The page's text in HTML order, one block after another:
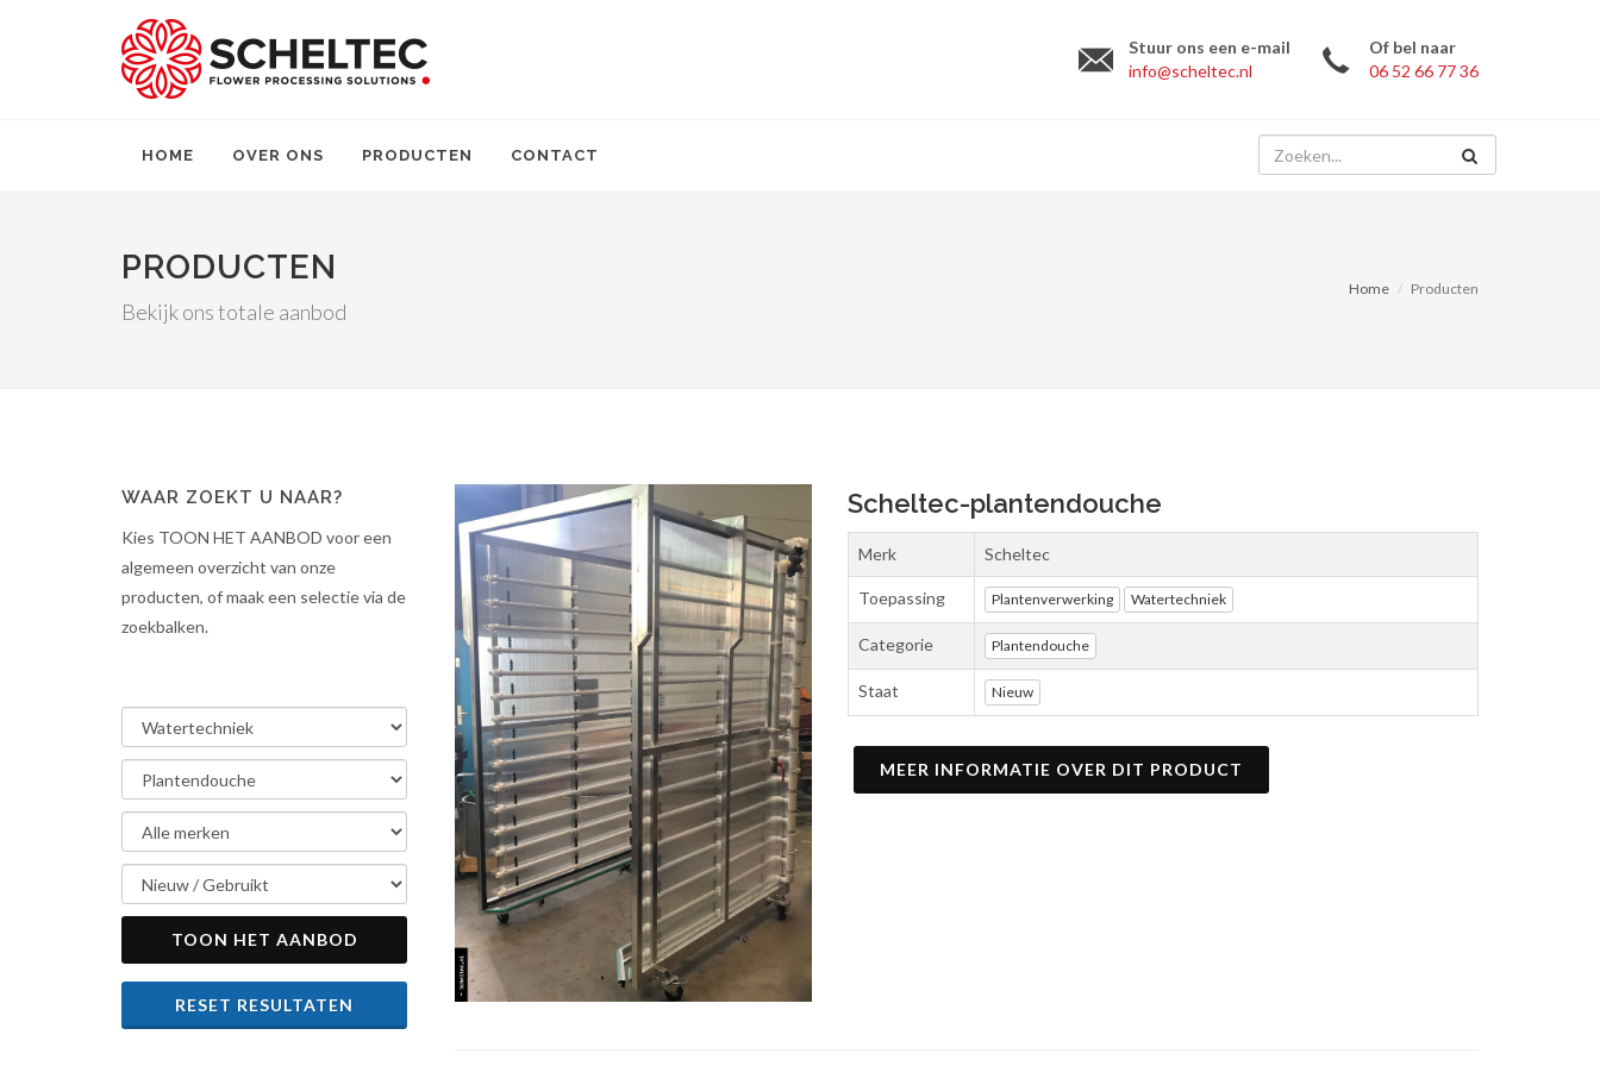
Stuur ons een e-mail
info@scheltec.nl
Of bel naar
06 52 66 77 36
HOME OVER ONS PRODUCTEN CONTACT
PRODUCTEN
Bekijk ons totale aanbod
Home Producten
Scheltec-plantendouche
Merk Scheltec
Toepassing Plantenverwerking Watertechniek
Categorie Plantendouche
Staat Nieuw
MEER INFORMATIE OVER DIT PRODUCT
WAAR ZOEKT U NAAR?
Kies TOON HET AANBOD voor een
algemeen overzicht van onze
producten, of maak een selectie via de
zoekbalken.
TOON HET AANBOD
RESET RESULTATEN